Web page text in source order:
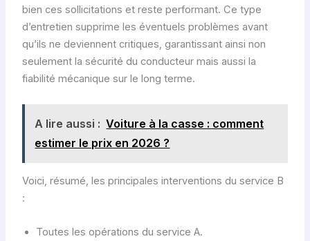
bien ces sollicitations et reste performant. Ce type
d’entretien supprime les éventuels problèmes avant
qu’ils ne deviennent critiques, garantissant ainsi non
seulement la sécurité du conducteur mais aussi la
fiabilité mécanique sur le long terme.
A lire aussi : Voiture à la casse : comment
estimer le prix en 2026 ?
Voici, résumé, les principales interventions du service B
:
Toutes les opérations du service A.